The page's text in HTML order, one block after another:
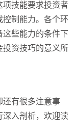
项技能要求投资者
制能力。各个环
这些能力的条件下
投资技巧的意义所
还有很多注意事
深入剖析，欢迎读